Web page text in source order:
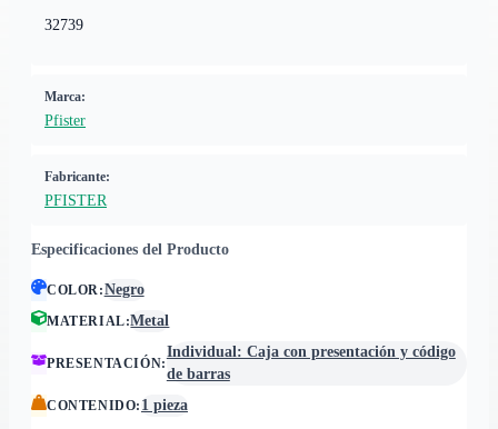
32739
Marca:
Pfister
Fabricante:
PFISTER
Especificaciones del Producto
COLOR:Negro
MATERIAL:Metal
PRESENTACIÓN:
Individual: Caja con presentación y código
de barras
CONTENIDO: 1 pieza